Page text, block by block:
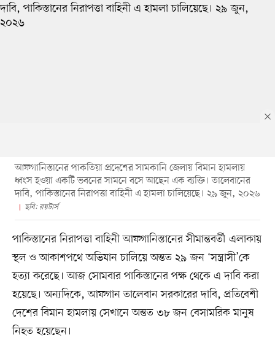
আফগানিস্তানের পাকতিয়া প্রদেশের সামকানি জেলায় বিমান হামলায়
ধ্বংস হওয়া একটি ভবনের সামনে বসে আছেন এক ব্যক্তি। তালেবানের
দাবি, পাকিস্তানের নিরাপত্তা বাহিনী এ হামলা চালিয়েছে। ২৯ জুন, ২০২৬
ছবি: রয়টার্স
পাকিস্তানের নিরাপত্তা বাহিনী আফগানিস্তানের সীমান্তবর্তী এলাকায়
স্থল ও আকাশপথে অভিযান চালিয়ে অন্তত ২৯ জন ‘সন্ত্রাসী’কে
হত্যা করেছে। আজ সোমবার পাকিস্তানের পক্ষ থেকে এ দাবি করা
হয়েছে। অন্যদিকে, আফগান তালেবান সরকারের দাবি, প্রতিবেশী
দেশের বিমান হামলায় সেখানে অন্তত ৩৮ জন বেসামরিক মানুষ
নিহত হয়েছেন।